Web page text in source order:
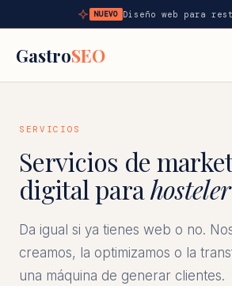
NUEVO Diseño web para
GastroSEO
SERVICIOS
Servicios de
digital para
Da igual si ya tienes web o no.
creamos, la optimizamos o la
una máquina de generar clientes.